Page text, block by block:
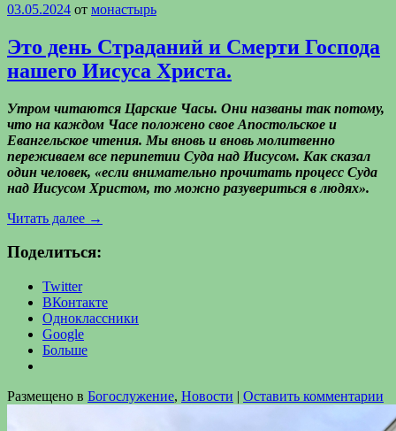
03.05.2024 от монастырь
Это день Страданий и Смерти Господа
нашего Иисуса Христа.
Утром читаются Царские Часы. Они названы так потому,
что на каждом Часе положено свое Апостольское и
Евангельское чтения. Мы вновь и вновь молитвенно
переживаем все перипетии Суда над Иисусом. Как сказал
один человек, «если внимательно прочитать процесс Суда
над Иисусом Христом, то можно разувериться в людях».
Читать далее →
Поделиться:
Twitter
ВКонтакте
Одноклассники
Google
Больше
Размещено в Богослужение, Новости | Оставить комментарии